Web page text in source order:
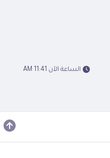
الساعة الآن 11:41 AM